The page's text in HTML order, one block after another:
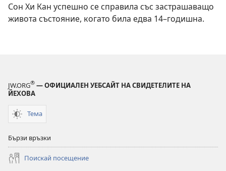
Сон Хи Кан успешно се справила със застрашаващо
живота състояние, когато била едва 14–годишна.
JW.ORG® — ОФИЦИАЛЕН УЕБСАЙТ НА СВИДЕТЕЛИТЕ НА
ЙЕХОВА
Тема
Бързи връзки
Поискай посещение